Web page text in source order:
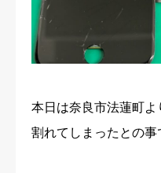
本日は奈良市法蓮町
割れてしまったとの事
修理実績
ご予約・お問合せ
プライバシーポリシー